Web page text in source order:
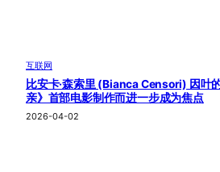
互联网
比安卡·森索里 (Bianca Censori) 因叶
亲》首部电影制作而进一步成为焦点
2026-04-02